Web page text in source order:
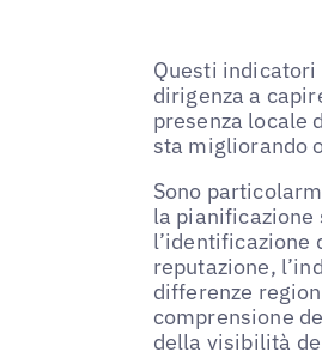
Questi indicatori
dirigenza a
presenza locale
sta migliorando
Sono
la pianificazione
l’identificazione
reputazione,
differenze
comprensione
della visibilità